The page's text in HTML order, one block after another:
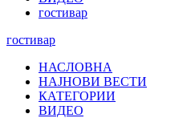
гостивар
гостивар
НАСЛОВНА
НАЈНОВИ ВЕСТИ
КАТЕГОРИИ
ВИДЕО